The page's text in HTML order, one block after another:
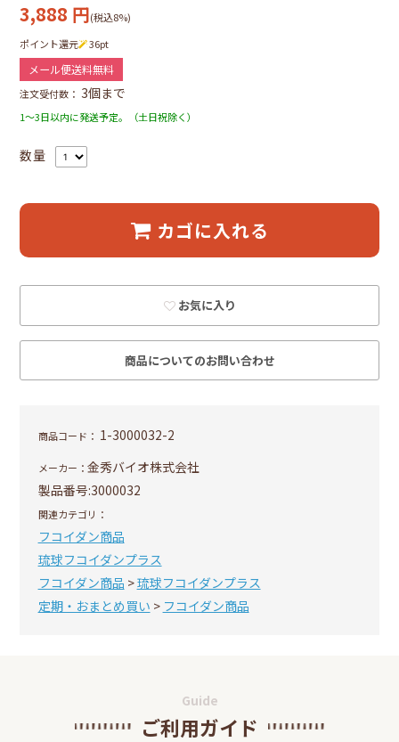
3,888 円(税込8%)
ポイント還元
36pt
メール便送料無料
注文受付数： 3個まで
1～3日以内に発送予定。（土日祝除く）
数量
カゴに入れる
お気に入り
商品についてのお問い合わせ
商品コード： 1-3000032-2
メーカー： 金秀バイオ株式会社
製品番号:3000032
関連カテゴリ：
フコイダン商品
琉球フコイダンプラス
フコイダン商品 >琉球フコイダンプラス
定期・おまとめ買い > フコイダン商品
Guide
ご利用ガイド